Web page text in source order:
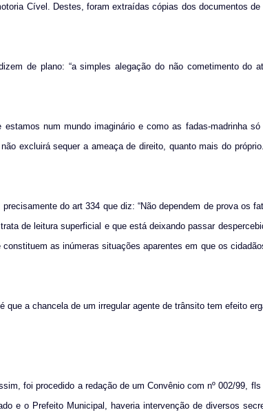
Cível. Destes, foram extraídas cópias dos documentos de
de plano: “a simples alegação do não cometimento do
num mundo imaginário e como as fadas-madrinha
excluirá sequer a ameaça de direito, quanto mais do
do art 334 que diz: “Não dependem de prova os
de leitura superficial e que está deixando passar
as inúmeras situações aparentes em que os
a chancela de um irregular agente de trânsito tem efeito
foi procedido a redação de um Convênio com nº 002/99, fls
e o Prefeito Municipal, haveria intervenção de diversos